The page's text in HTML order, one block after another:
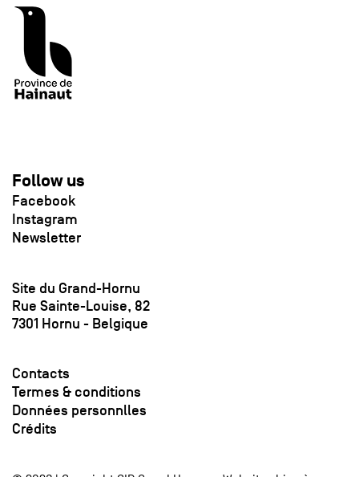
Follow us
Facebook
Instagram
Newsletter
Site du Grand-Hornu
Rue Sainte-Louise, 82
7301 Hornu - Belgique
Contacts
Termes & conditions
Données personnlles
Crédits